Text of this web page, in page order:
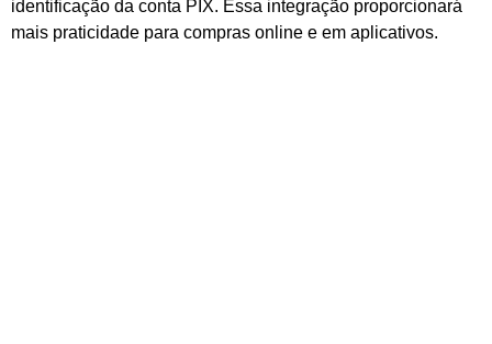
identificação da conta PIX. Essa integração proporcionará
mais praticidade para compras online e em aplicativos.